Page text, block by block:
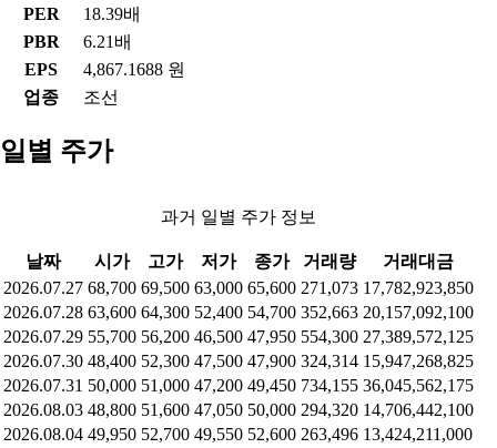
PER
18.39배
PBR
6.21배
EPS
4,867.1688 원
업종
조선
일별 주가
과거 일별 주가 정보
날짜 시가 고가 저가 종가 거래량
거래대금
2026.07.27 68,700 69,500 63,000 65,600 271,073 17,782,923,850
2026.07.28 63,600 64,300 52,400 54,700 352,663 20,157,092,100
2026.07.29 55,700 56,200 46,500 47,950 554,300 27,389,572,125
2026.07.30 48,400 52,300 47,500 47,900 324,314 15,947,268,825
2026.07.31 50,000 51,000 47,200 49,450 734,155 36,045,562,175
2026.08.03 48,800 51,600 47,050 50,000 294,320 14,706,442,100
2026.08.04 49,950 52,700 49,550 52,600 263,496 13,424,211,000